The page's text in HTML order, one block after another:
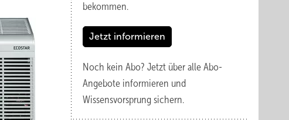
bekommen.
Jetzt informieren
Noch kein Abo? Jetzt über alle Abo-
Angebote informieren und
Wissensvorsprung sichern.